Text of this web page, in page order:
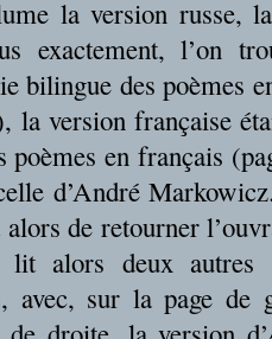
la version russe,
exactement, l’on
bilingue des poèmes
la version française
en français
d’André
de retourner
lit alors deux autres
avec, sur la page de